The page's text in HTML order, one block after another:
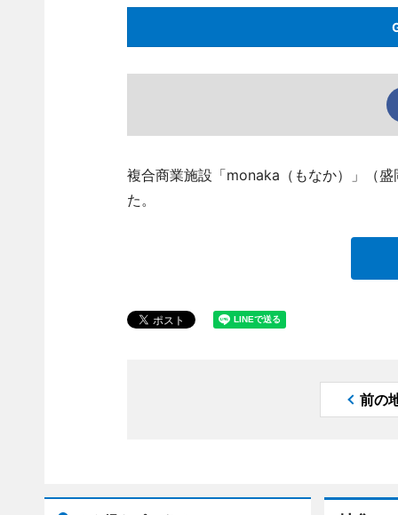
複合商業施設「monaka（もなか）」（
た。
前の